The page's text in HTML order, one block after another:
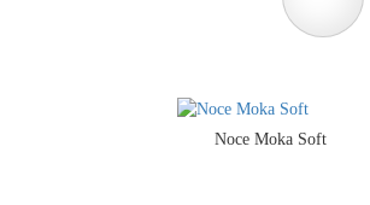
Noce Moka Soft